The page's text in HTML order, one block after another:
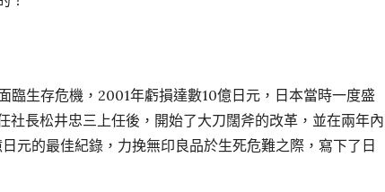
臨生存危機，2001年虧損達數10億日元，日本當時一度盛
社長松井忠三上任後，開始了大刀闊斧的改革，並在兩年內
元的最佳紀錄，力挽無印良品於生死危難之際，寫下了日